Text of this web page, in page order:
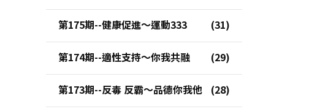
第175期--健康促進～運動333
第174期--適性支持～你我共融
第173期--反毒 反霸～品德你我他